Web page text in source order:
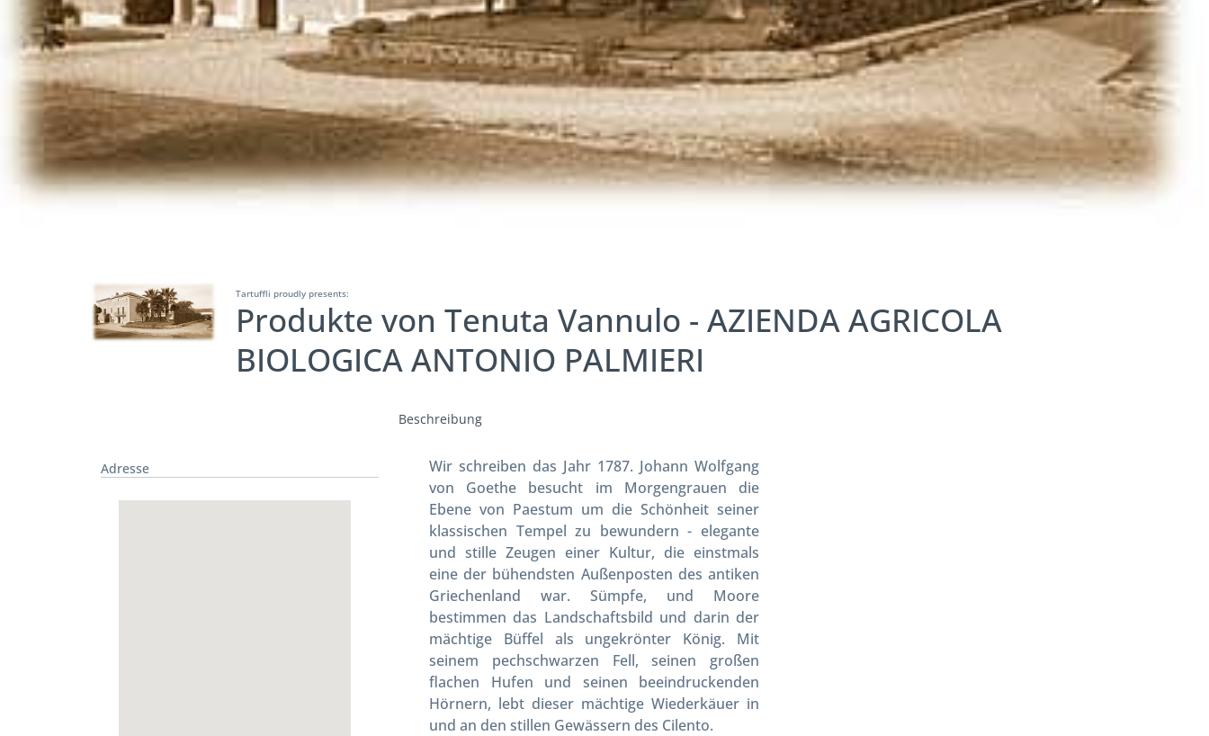
Tartuffli proudly presents:
Produkte von Tenuta Vannulo - AZIENDA AGRICOLA
BIOLOGICA ANTONIO PALMIERI
Adresse
Beschreibung
Wir schreiben das Jahr 1787. Johann Wolfgang
von Goethe besucht im Morgengrauen die
Ebene von Paestum um die Schönheit seiner
klassischen Tempel zu bewundern - elegante
und stille Zeugen einer Kultur, die einstmals
eine der bühendsten Außenposten des antiken
Griechenland war. Sümpfe, und Moore
bestimmen das Landschaftsbild und darin der
mächtige Büffel als ungekrönter König. Mit
seinem pechschwarzen Fell, seinen großen
flachen Hufen und seinen beeindruckenden
Hörnern, lebt dieser mächtige Wiederkäuer in
und an den stillen Gewässern des Cilento.